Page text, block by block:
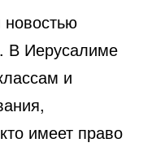
новостью
В Иерусалиме
и
имеет право